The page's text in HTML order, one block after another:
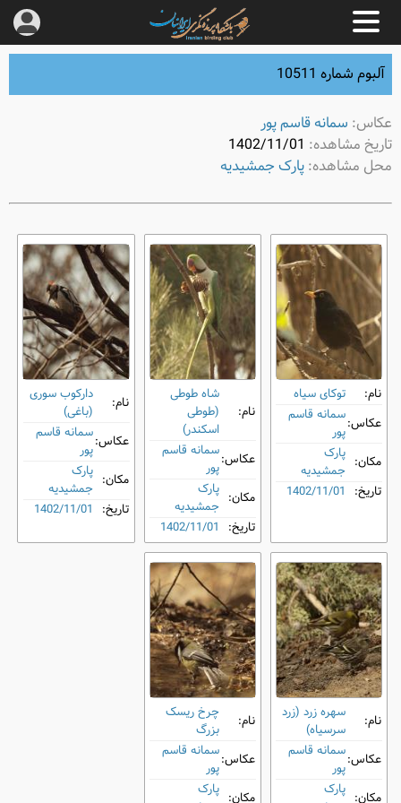
آلبوم شماره 10511
عکاس: سمانه قاسم‌ پور
تاریخ مشاهده: 1402/11/01
محل مشاهده:پارک جمشیدیه
نام:
توکای سیاه
عکاس:سمانه قاسم‌
پور
مکان: پارک
جمشیدیه
تاریخ: 1402/11/01
نام:
شاه طوطی
(طوطی
اسکندر)
عکاس:سمانه قاسم‌
پور
مکان: پارک
جمشیدیه
تاریخ: 1402/11/01
نام:
دارکوب سوری
(باغی)
عکاس:سمانه قاسم‌
پور
مکان: پارک
جمشیدیه
تاریخ: 1402/11/01
نام:
سهره زرد (زرد
سرسیاه)
عکاس:سمانه قاسم‌
پور
مکان: پارک
نام:
چرخ ‌ریسک
بزرگ
عکاس:سمانه قاسم‌
پور
مکان: پارک